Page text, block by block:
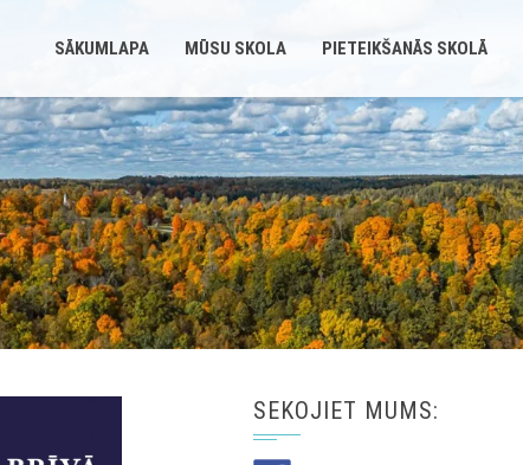
SĀKUMLAPA MŪSU SKOLA PIETEIKŠANĀS SKOLĀ
SEKOJIET MUMS: